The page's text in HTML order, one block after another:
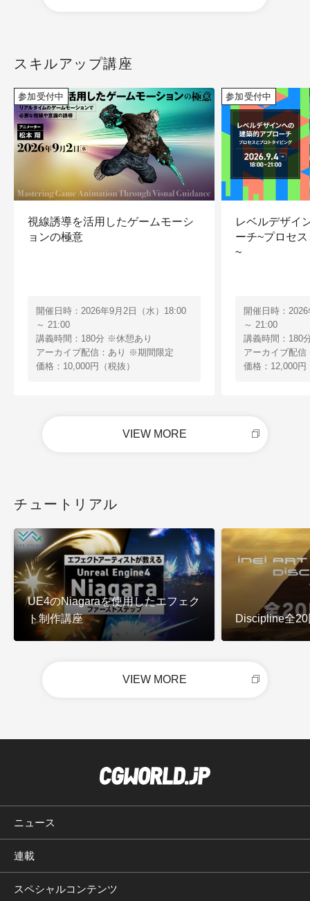
スキルアップ講座
参加受付中
視線誘導を活用したゲームモーシ
ョンの極意
開催日時：2026年9月2日（水）18:00
～ 21:00
講義時間：180分 ※休憩あり
アーカイブ配信：あり ※期間限定
価格：10,000円（税抜）
参加受付中
レベルデザイ
ーチ~プロセ
~
開催日時：
～ 21:00
講義時間：
アーカイブ配
価格：12,000円
VIEW MORE
チュートリアル
UE4のNiagaraを使用したエフェク
ト制作講座
Discipline全
VIEW MORE
ニュース
連載
スペシャルコンテンツ